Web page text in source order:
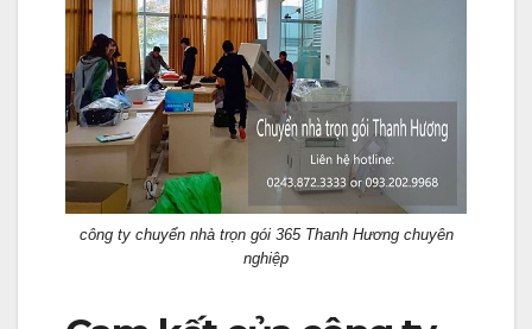
công ty chuyển nhà trọn gói 365 Thanh Hương chuyên
nghiệp